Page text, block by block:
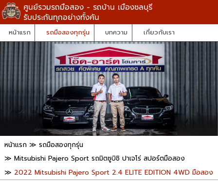
ศูนย์รวมรถมือสอง - รถบ้าน เมืองชลบุรี
รับประกันทุกอย่างทั้งคัน
หน้าแรก รถมือสองทุกรุ่น บทความ เกี่ยวกับเรา
หน้าแรก ≫ รถมือสองทุกรุ่น
≫ Mitsubishi Pajero Sport รถมิตซูบิชิ ปาเจโร่ สปอร์ตมือสอง
≫ 2022 Mitsubishi Pajero Sport 2.4 ELITE EDITION 4WD มือสอง